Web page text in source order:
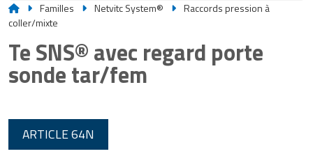
Familles Netvitc System®
Raccords pression à
coller/mixte
Te SNS® avec regard porte
sonde tar/fem
ARTICLE 64N